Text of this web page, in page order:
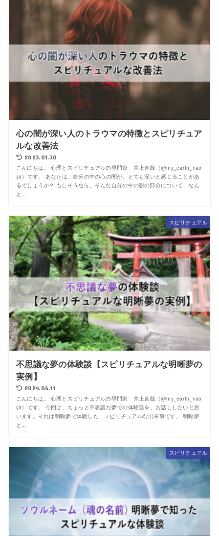
心の闇が深い人のトラウマの特徴とスピリチュア
ルな改善法
2023.01.30
こんにちは。 心理とスピリチュアルの専門家 井上直哉（@my_earth_nao
ya）です。 あなたは、自分の中の心の闇が、とても深いと感じることがあ
るでしょうか？ もしそうなら、そんな自分の中の影の部分について、なん
と...
スピリチュアル
不思議な夢の体験談【スピリチュアルな明晰夢の
実例】
2024.06.11
こんにちは。 心理とスピリチュアルの専門家 井上直哉（@my_earth_nao
ya）です。 今回は、ちょっと不思議な夢での体験談を、お話ししたいと思
います。それは明晰夢で体験した、スピリチュアルな出来事です。 明晰夢
と...
スピリチュアル